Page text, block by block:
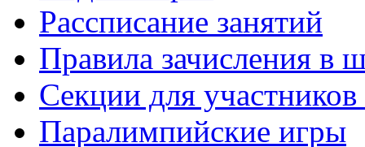
Рассписание занятий
Правила зачисления в
Секции для
Паралимпийские игры